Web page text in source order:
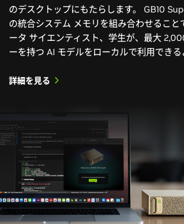
エネルギー分野における
見る
動画 トレーニング ブログ 出